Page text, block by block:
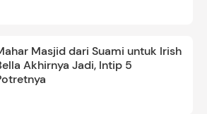
Masjid dari Suami untuk Irish
Akhirnya Jadi, Intip 5